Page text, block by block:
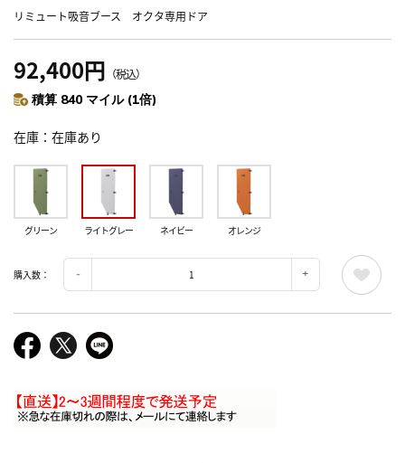
リミュート吸音ブース オクタ専用ドア
92,400円 （税込）
積算 840 マイル (1倍)
在庫 在庫あり
グリーン ライトグレー ネイビー オレンジ
購入数：